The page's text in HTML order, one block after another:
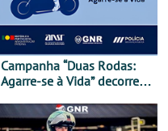
Campanha “Duas Rodas:
Agarre-se à Vida” decorre